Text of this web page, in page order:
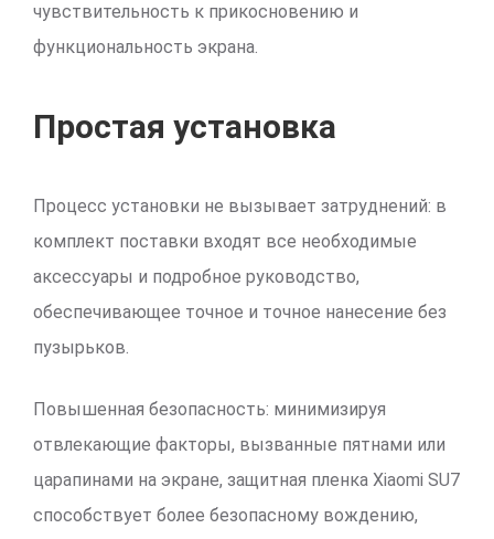
чувствительность к прикосновению и
функциональность экрана.
Простая установка
Процесс установки не вызывает затруднений: в
комплект поставки входят все необходимые
аксессуары и подробное руководство,
обеспечивающее точное и точное нанесение без
пузырьков.
Повышенная безопасность: минимизируя
отвлекающие факторы, вызванные пятнами или
царапинами на экране, защитная пленка Xiaomi SU7
способствует более безопасному вождению,